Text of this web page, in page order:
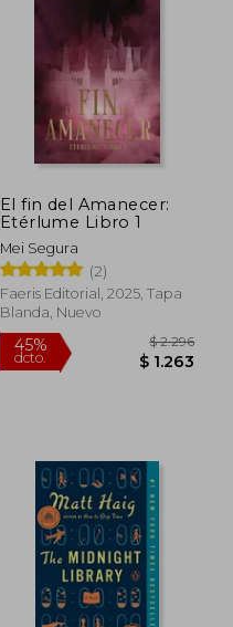
El fin del Amanecer:
Etérlume Libro 1
Mei Segura
(2)
Faeris Editorial, 2025, Tapa
Blanda, Nuevo